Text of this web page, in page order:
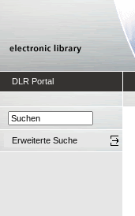
DLR Portal
Erweiterte Suche